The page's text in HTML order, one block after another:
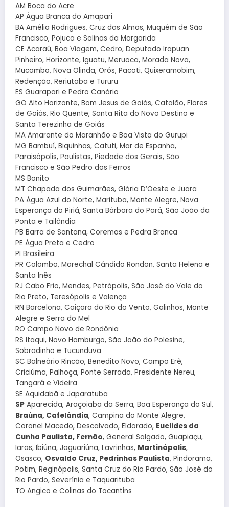
AM Boca do Acre
AP Água Branca do Amapari
BA Amélia Rodrigues, Cruz das Almas, Muquém de São
Francisco, Pojuca e Salinas da Margarida
CE Acaraú, Boa Viagem, Cedro, Deputado Irapuan
Pinheiro, Horizonte, Iguatu, Meruoca, Morada Nova,
Mucambo, Nova Olinda, Orós, Pacoti, Quixeramobim,
Redenção, Reriutaba e Tururu
ES Guarapari e Pedro Canário
GO Alto Horizonte, Bom Jesus de Goiás, Catalão, Flores
de Goiás, Rio Quente, Santa Rita do Novo Destino e
Santa Terezinha de Goiás
MA Amarante do Maranhão e Boa Vista do Gurupi
MG Bambuí, Biquinhas, Catuti, Mar de Espanha,
Paraisópolis, Paulistas, Piedade dos Gerais, São
Francisco e São Pedro dos Ferros
MS Bonito
MT Chapada dos Guimarães, Glória D’Oeste e Juara
PA Água Azul do Norte, Marituba, Monte Alegre, Nova
Esperança do Piriá, Santa Bárbara do Pará, São João da
Ponta e Tailândia
PB Barra de Santana, Coremas e Pedra Branca
PE Água Preta e Cedro
PI Brasileira
PR Colombo, Marechal Cândido Rondon, Santa Helena e
Santa Inês
RJ Cabo Frio, Mendes, Petrópolis, São José do Vale do
Rio Preto, Teresópolis e Valença
RN Barcelona, Caiçara do Rio do Vento, Galinhos, Monte
Alegre e Serra do Mel
RO Campo Novo de Rondônia
RS Itaqui, Novo Hamburgo, São João do Polesine,
Sobradinho e Tucunduva
SC Balneário Rincão, Benedito Novo, Campo Erê,
Criciúma, Palhoça, Ponte Serrada, Presidente Nereu,
Tangará e Videira
SE Aquidabã e Japaratuba
SP Aparecida, Araçoiaba da Serra, Boa Esperança do Sul,
Braúna, Cafelândia, Campina do Monte Alegre,
Coronel Macedo, Descalvado, Eldorado, Euclides da
Cunha Paulista, Fernão, General Salgado, Guapiaçu,
Iaras, Ibiúna, Jaguariúna, Lavrinhas, Martinópolis,
Osasco, Osvaldo Cruz, Pedrinhas Paulista, Pindorama,
Potim, Reginópolis, Santa Cruz do Rio Pardo, São José do
Rio Pardo, Severínia e Taquarituba
TO Angico e Colinas do Tocantins